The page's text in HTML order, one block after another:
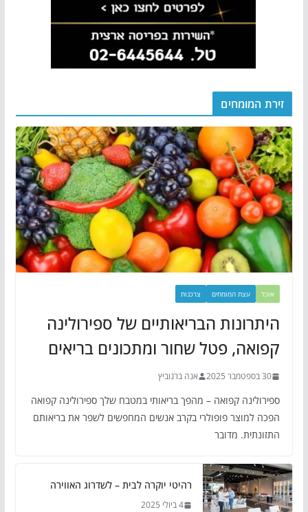
זירת המומחים
אוכל עצת המומחים צרכנות
היתרונות הבריאותיים של ספירולינה
קפואה, פטל שחור ומתכונים בריאים
30 בספטמבר 2025 אנה ברנוביץ
ספירולינה קפואה – מהפך בריאותי במטבח שלך ספירולינה קפואה
הפכה למוצר פופולרי בקרב אנשים המחפשים לשפר את בריאותם
התזונתית. מדובר
רהיטי יוקרה לבית – לשדרוג האווירה
4 ביולי 2025